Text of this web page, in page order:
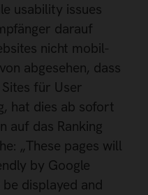
usability issues
darauf
nicht mobil-
abgesehen, dass
für User
hat dies ab sofort
auf das Ranking
„These pages will
by Google
displayed and